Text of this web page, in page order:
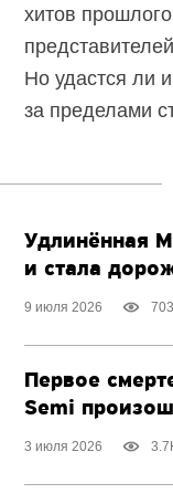
хитов
Но удастся ли
за пределами
Удлинённая
и стала
9 июля 2026 703
Первое
Semi
3 июля 2026